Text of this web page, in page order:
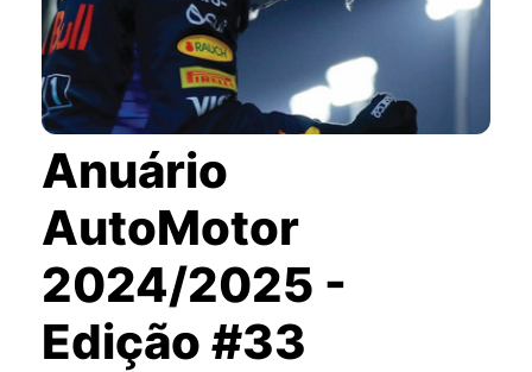
Anuário
AutoMotor
2024/2025 -
Edição #33